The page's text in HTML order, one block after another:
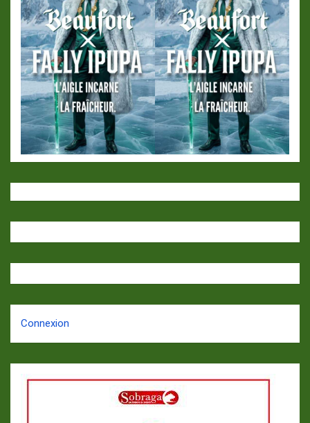
Connexion